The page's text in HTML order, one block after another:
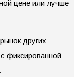
цене или лучше
других
фиксированной